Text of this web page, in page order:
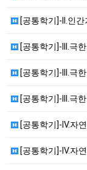
[공통학기]-II.인간
[공통학기]-III.극
[공통학기]-III.극
[공통학기]-III.극
[공통학기]-IV.자
[공통학기]-IV.자